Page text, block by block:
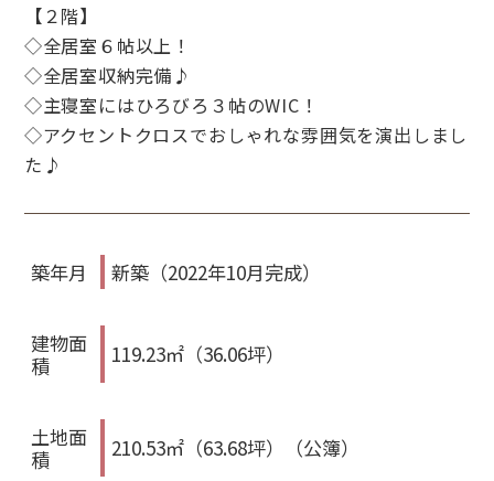
【２階】
◇全居室６帖以上！
◇全居室収納完備♪
◇主寝室にはひろびろ３帖のWIC！
◇アクセントクロスでおしゃれな雰囲気を演出しまし
た♪
築年月 新築（2022年10月完成）
建物面
積
119.23㎡（36.06坪）
土地面
積
210.53㎡（63.68坪）（公簿）